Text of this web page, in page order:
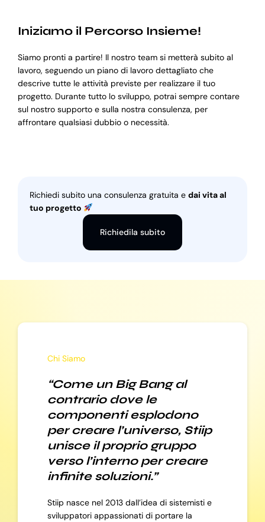
Iniziamo il Percorso Insieme!
Siamo pronti a partire! Il nostro team si metterà subito al
lavoro, seguendo un piano di lavoro dettagliato che
descrive tutte le attività previste per realizzare il tuo
progetto. Durante tutto lo sviluppo, potrai sempre contare
sul nostro supporto e sulla nostra consulenza, per
affrontare qualsiasi dubbio o necessità.
Richiedi subito una consulenza gratuita e dai vita al
tuo progetto
Richiedila subito
Chi Siamo
“Come un Big Bang al
contrario dove le
componenti esplodono
per creare l’universo, Stiip
unisce il proprio gruppo
verso l’interno per creare
infinite soluzioni.”
Stiip nasce nel 2013 dall’idea di sistemisti e
sviluppatori appassionati di portare la